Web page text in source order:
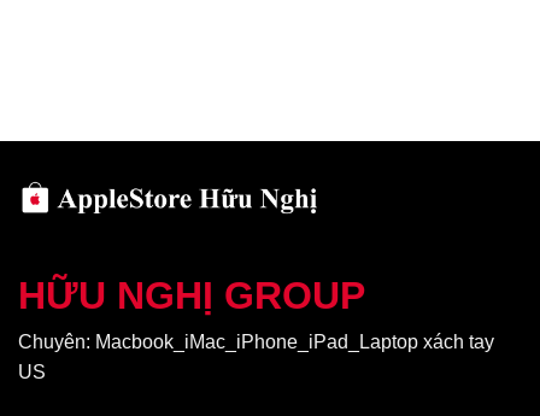
thế hệtrước đó– nó cân bằng giữa lõi hiệu suất cao với lõi hiệu
sử dụng một phần mười năng lượng.
HỮU NGHỊ GROUP
Chuyên: Macbook_iMac_iPhone_iPad_Laptop xách tay
US